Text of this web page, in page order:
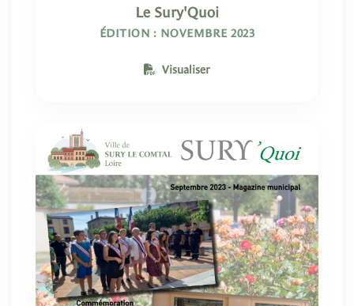
Le Sury'Quoi
ÉDITION : NOVEMBRE 2023
Visualiser